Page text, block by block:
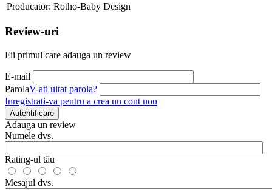
Producator: Rotho-Baby Design
Review-uri
Fii primul care adauga un review
E-mail
ParolaV-ati uitat parola?
Inregistrati-va pentru a crea un cont nou
Autentificare
Adauga un review
Numele dvs.
Rating-ul tău
Mesajul dvs.